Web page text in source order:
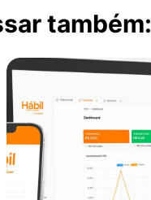
também: